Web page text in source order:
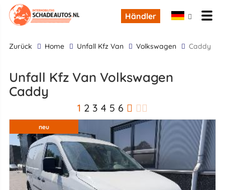
Händler
zurück Home Unfall Kfz Van Volkswagen Caddy
Unfall Kfz Van Volkswagen
Caddy
1 2 3 4 5 6
neu